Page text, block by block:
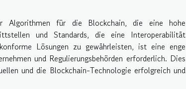
Algorithmen für die Blockchain, die eine hohe
und Standards, die eine Interoperabilität
Lösungen zu gewährleisten, ist eine enge
und Regulierungsbehörden erforderlich. Dies
und die Blockchain-Technologie erfolgreich und